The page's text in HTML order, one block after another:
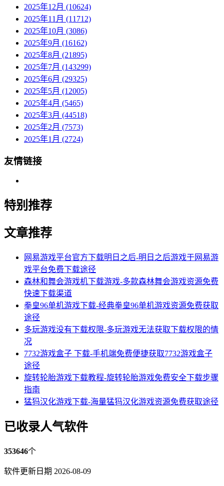
2025年12月 (10624)
2025年11月 (11712)
2025年10月 (3086)
2025年9月 (16162)
2025年8月 (21895)
2025年7月 (143299)
2025年6月 (29325)
2025年5月 (12005)
2025年4月 (5465)
2025年3月 (44518)
2025年2月 (7573)
2025年1月 (2724)
友情链接
特别推荐
文章推荐
网易游戏平台官方下载明日之后-明日之后游戏于网易游
戏平台免费下载途径
森林和舞会游戏机下载游戏-多款森林舞会游戏资源免费
快速下载渠道
拳皇96单机游戏下载-经典拳皇96单机游戏资源免费获取
途径
多玩游戏没有下载权限-多玩游戏无法获取下载权限的情
况
7732游戏盒子 下载-手机端免费便捷获取7732游戏盒子
途径
旋转轮胎游戏下载教程-旋转轮胎游戏免费安全下载步骤
指南
猛犸汉化游戏下载-海量猛犸汉化游戏资源免费获取途径
已收录人气软件
353646个
软件更新日期 2026-08-09